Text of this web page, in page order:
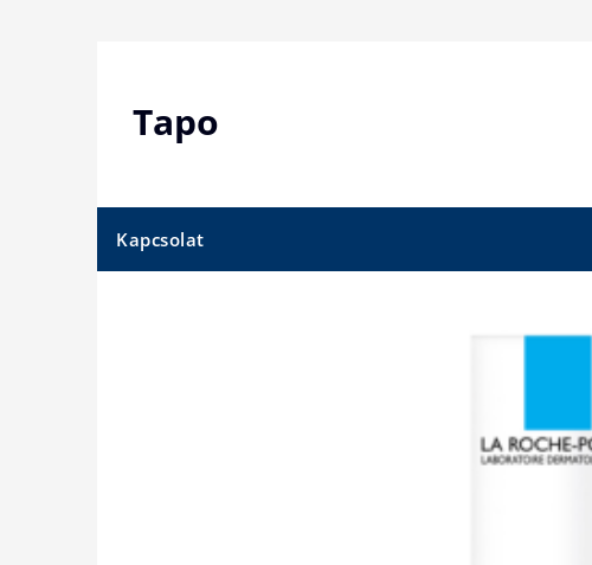
Tapo
Kapcsolat